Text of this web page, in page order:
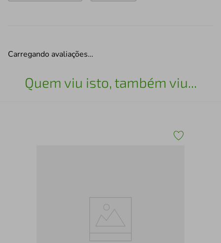
Carregando avaliações…
Quem viu isto, também viu...